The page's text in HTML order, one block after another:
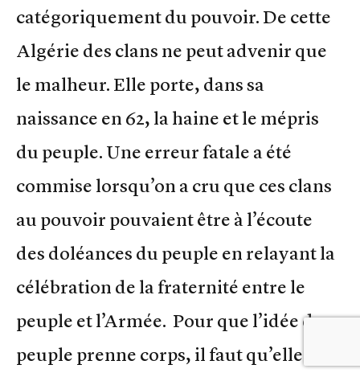
catégoriquement du pouvoir. De cette
Algérie des clans ne peut advenir que
le malheur. Elle porte, dans sa
naissance en 62, la haine et le mépris
du peuple. Une erreur fatale a été
commise lorsqu’on a cru que ces clans
au pouvoir pouvaient être à l’écoute
des doléances du peuple en relayant la
célébration de la fraternité entre le
peuple et l’Armée. Pour que l’idée du
peuple prenne corps, il faut qu’elle